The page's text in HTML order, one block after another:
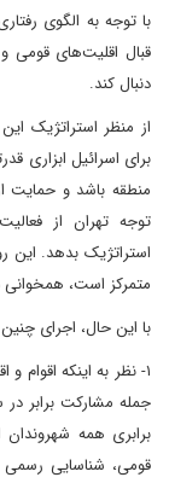
با توجه به الگوی
قبال اقلیت‌های قومی
دنبال کند.
از منظر استراتژیک
برای اسرائیل ابزاری
منطقه باشد و حمایت
توجه تهران از
استراتژیک بدهد. این
متمرکز است، همخوانی
با این حال، اجرای
۱- نظر به اینکه اقوام
جمله مشارکت برابر
برابری همه
قومی، شناسایی رسمی